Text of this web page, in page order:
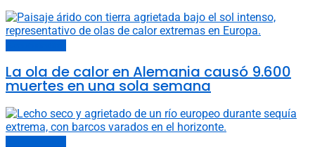
La ola de calor en Alemania causó 9.600
muertes en una sola semana